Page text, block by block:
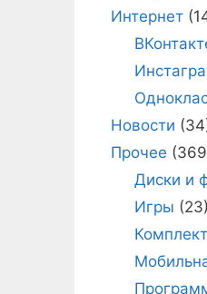
Интернет
Новости
Прочее
Диски и
Игры (23)